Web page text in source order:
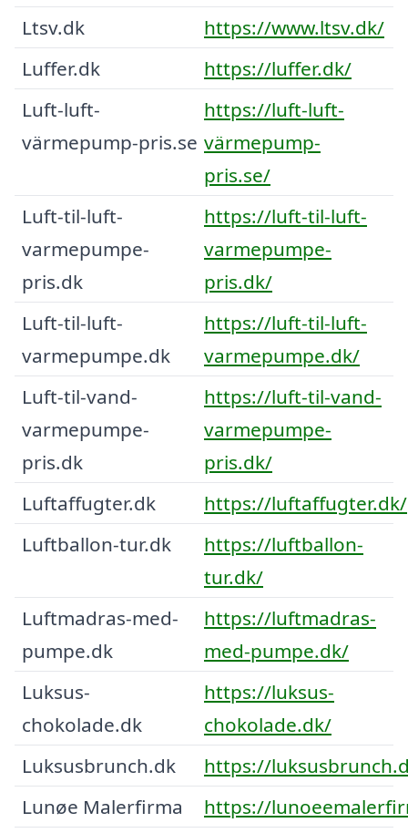
Ltsv.dk
https://www.ltsv.dk/
Luffer.dk
https://luffer.dk/
Luft-luft-
värmepump-pris.se
https://luft-luft-
värmepump-
pris.se/
Luft-til-luft-
varmepumpe-
pris.dk
https://luft-til-luft-
varmepumpe-
pris.dk/
Luft-til-luft-
varmepumpe.dk
https://luft-til-luft-
varmepumpe.dk/
Luft-til-vand-
varmepumpe-
pris.dk
https://luft-til-vand-
varmepumpe-
pris.dk/
Luftaffugter.dk
https://luftaffugter.dk/
Luftballon-tur.dk
https://luftballon-
tur.dk/
Luftmadras-med-
pumpe.dk
https://luftmadras-
med-pumpe.dk/
Luksus-
chokolade.dk
https://luksus-
chokolade.dk/
Luksusbrunch.dk
https://
Lunøe Malerfirma
https://